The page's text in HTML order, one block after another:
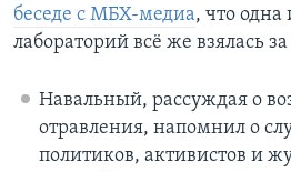
беседе с МБХ-медиа, что одна
лабораторий всё же взялась за
Навальный, рассуждая о
отравления, напомнил о
политиков, активистов и